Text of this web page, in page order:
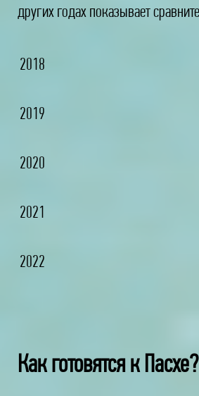
других годах показывает
2018
2019
2020
2021
2022
Как готовятся к Пасхе?